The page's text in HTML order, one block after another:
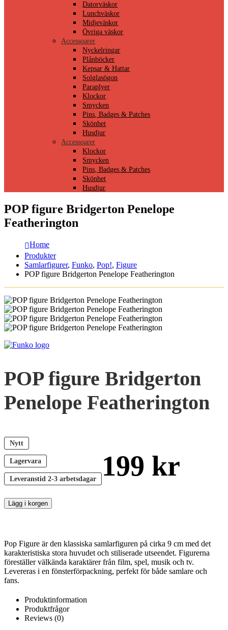
Datorväskor
Lunchväskor
Midjeväskor
Övriga väskor
Accessoarer
Nyckelringar
Plånböcker
Kepsar & Hattar
Solglasögon
Paraplyer
Klockor
Smycken
Pins, Badges & Patches
Skönhet
Husdjur
Accessoarer
Klockor
Smycken
Pins, Badges & Patches
Skönhet
Husdjur
POP figure Bridgerton Penelope
Featherington
Home
Produkter
Samlarfigurer, Funko, Pop!, Figure
POP figure Bridgerton Penelope Featherington
POP figure Bridgerton
Penelope Featherington
Nytt
Lagervara
Leveranstid 2-3 arbetsdagar 199 kr
Lägg i korgen
Pop Figure är den klassiska samlarfiguren på cirka 9 cm med det
karakteristiska stora huvudet och stiliserade utseendet. Figurerna
föreställer välkända karaktärer från film, spel, musik och tv.
Levereras i en fönsterförpackning, perfekt för både samlare och
fans.
Produktinformation
Produktfrågor
Reviews (0)